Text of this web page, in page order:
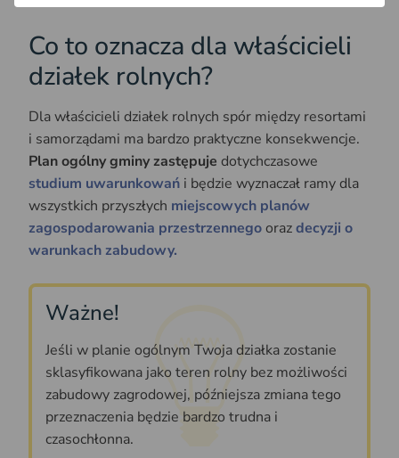
Co to oznacza dla właścicieli
działek rolnych?
Dla właścicieli działek rolnych spór między resortami
i samorządami ma bardzo praktyczne konsekwencje.
Plan ogólny gminy zastępuje dotychczasowe
studium uwarunkowań i będzie wyznaczał ramy dla
wszystkich przyszłych miejscowych planów
zagospodarowania przestrzennegoorazdecyzji o
warunkach zabudowy.
Ważne!
Jeśli w planie ogólnym Twoja działka zostanie
sklasyfikowana jako teren rolny bez możliwości
zabudowy zagrodowej, późniejsza zmiana tego
przeznaczenia będzie bardzo trudna i
czasochłonna.